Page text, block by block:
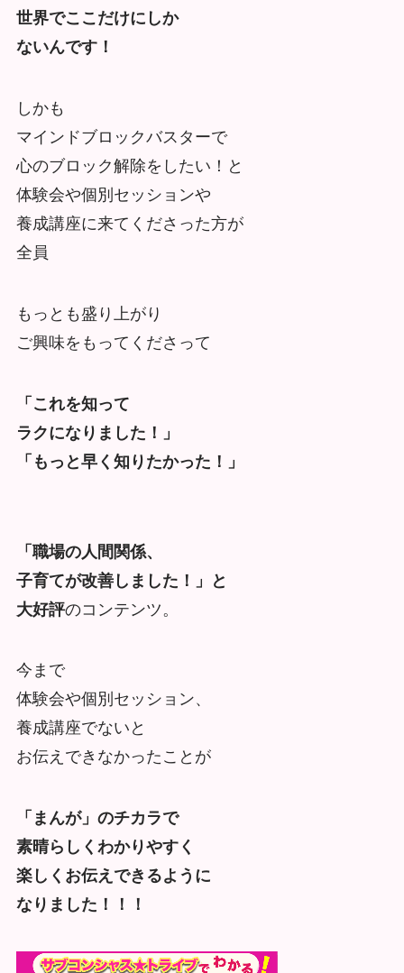
世界でここだけにしか
ないんです！
しかも
マインドブロックバスターで
心のブロック解除をしたい！と
体験会や個別セッションや
養成講座に来てくださった方が
全員
もっとも盛り上がり
ご興味をもってくださって
「これを知って
ラクになりました！」
「もっと早く知りたかった！」
「職場の人間関係、
子育てが改善しました！」と
大好評のコンテンツ。
今まで
体験会や個別セッション、
養成講座でないと
お伝えできなかったことが
「まんが」のチカラで
素晴らしくわかりやすく
楽しくお伝えできるように
なりました！！！